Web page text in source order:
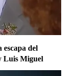
del
Luis Miguel